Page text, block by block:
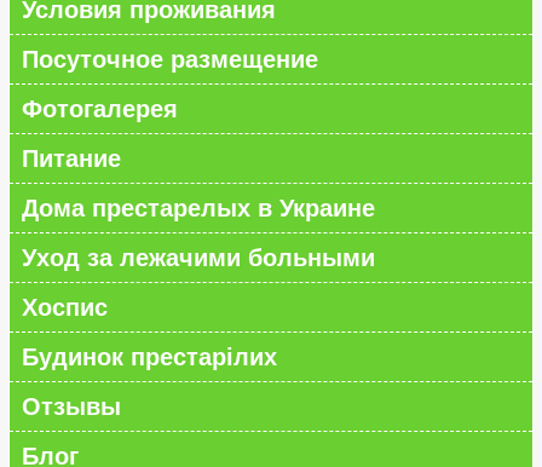
Условия проживания
Посуточное размещение
Фотогалерея
Питание
Дома престарелых в Украине
Уход за лежачими больными
Хоспис
Будинок престарілих
Отзывы
Блог